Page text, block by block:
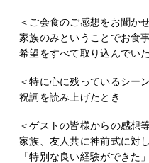
＜ご会食のご感想をお聞か
家族のみということでお食
希望をすべて取り込んでい
＜特に心に残っているシー
祝詞を読み上げたとき
＜ゲストの皆様からの感想
家族、友人共に神前式に対
「特別な良い経験ができた